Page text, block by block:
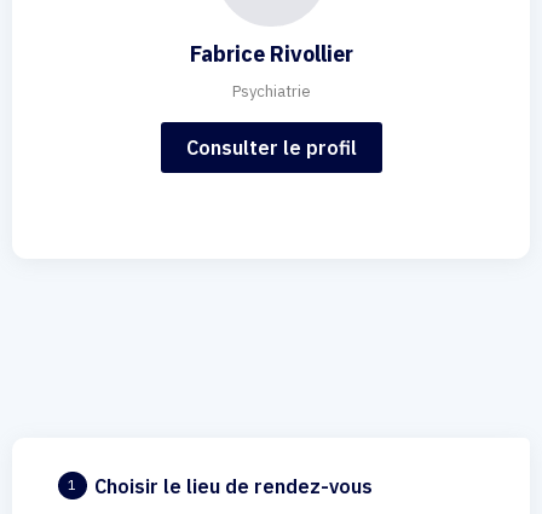
Fabrice Rivollier
Psychiatrie
Consulter le profil
1 Choisir le lieu de rendez-vous